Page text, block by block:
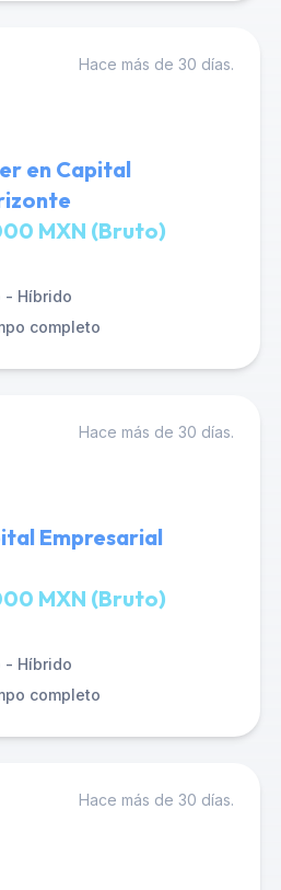
Hace más de 30 días.
en Capital
MXN (Bruto)
- Híbrido
completo
Hace más de 30 días.
Empresarial
MXN (Bruto)
- Híbrido
completo
Hace más de 30 días.